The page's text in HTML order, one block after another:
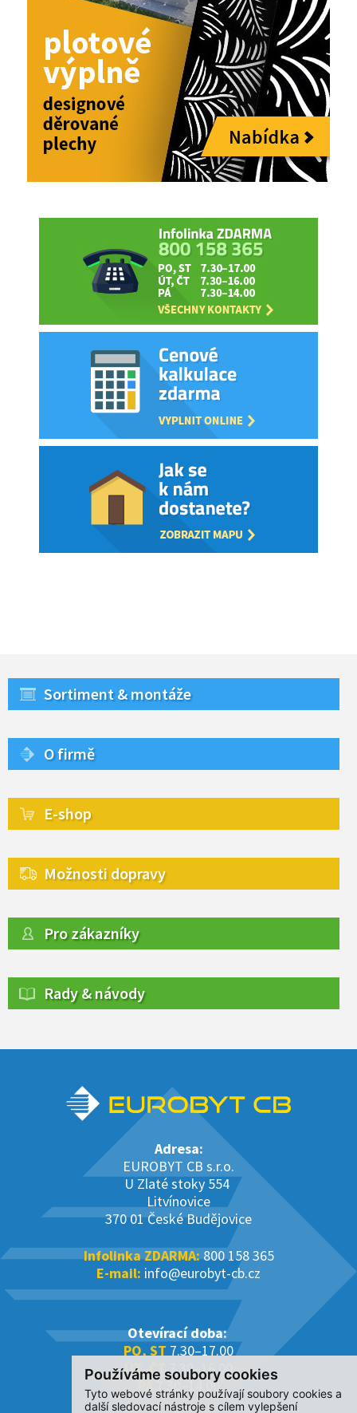
Používáme soubory cookies
Tyto webové stránky používají soubory cookies a
další sledovací nástroje s cílem vylepšení
Sortiment & montáže
O firmě
E-shop
Možnosti dopravy
Pro zákazníky
Rady & návody
Adresa:
EUROBYT CB s.r.o.
U Zlaté stoky 554
Litvínovice
370 01 České Budějovice
Infolinka ZDARMA:800 158 365
E-mail: info@eurobyt-cb.cz
Otevírací doba:
PO, ST 7.30–17.00
ÚT, ČT7.30–16.00
PÁ7.30–14.00